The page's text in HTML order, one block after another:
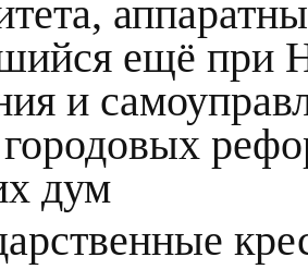
ещё при
и
дум